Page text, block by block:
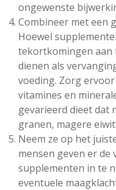
ongewenste
Combineer met een
Hoewel
tekortkomingen aan
dienen als
voeding. Zorg
vitamines en
gevarieerd dieet dat
granen, magere
Neem ze op het
mensen geven er
supplementen in te
eventuele